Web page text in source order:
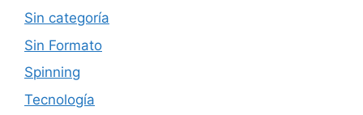
Sin categoría
Sin Formato
Spinning
Tecnología